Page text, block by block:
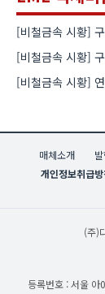
[비철금속 시황]
매체소개
개인정보취급방
(주)
등록번호 : 서울